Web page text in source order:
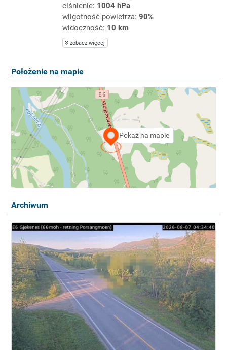
ciśnienie: 1004 hPa
wilgotność powietrza: 90%
widoczność: 10 km
zobacz więcej
Położenie na mapie
Pokaż na mapie
Archiwum